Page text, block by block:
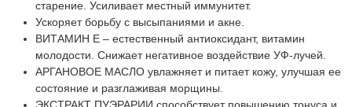
старение. Усиливает местный иммунитет.
Ускоряет борьбу с высыпаниями и акне.
ВИТАМИН E – естественный антиоксидант, витамин
молодости. Снижает негативное воздействие УФ-лучей.
АРГАНОВОЕ МАСЛО увлажняет и питает кожу, улучшая ее
состояние и разглаживая морщины.